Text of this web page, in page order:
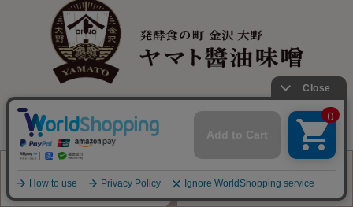
株式会社ヤマト醤油味噌
〒920-0331 石川県金沢市大野町4丁目イ170番地